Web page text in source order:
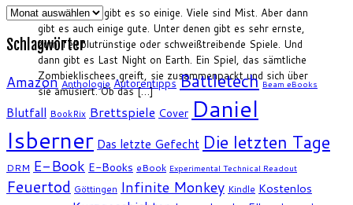
Zombiespiele gibt es so einige. Viele sind Mist. Aber dann
gibt es auch einige gute. Unter denen gibt es sehr ernste,
zum Teil blutrünstige oder schweißtreibende Spiele. Und
dann gibt es Last Night on Earth. Ein Spiel, das sämtliche
Zombieklischees greift, sie zusammenpackt und sich über
sie amüsiert. Ob das […]
Archiv
Schlagwörter
Amazon Anthologie Autorentipps Battletech Beam eBooks
Blutfall BookRix Brettspiele Cover Daniel
Isberner Das letzte Gefecht Die letzten Tage
DRM E-Book E-Books eBook Experimental Technical Readout
Feuertod Göttingen Infinite Monkey Kindle Kostenlos